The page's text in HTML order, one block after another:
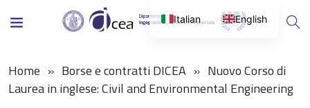
Home Borse e contratti DICEA
Nuovo Corso di
Laurea in inglese: Civil and Environmental Engineering
Italian English